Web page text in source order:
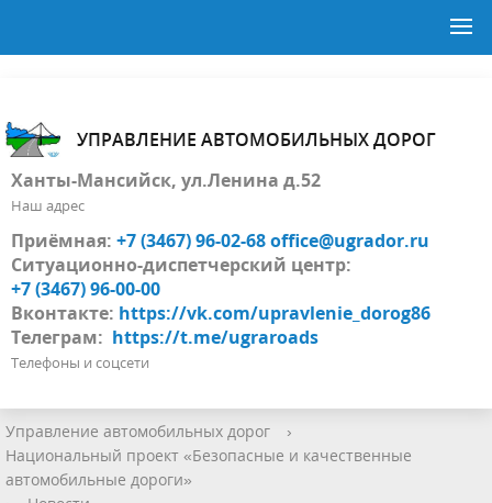
УПРАВЛЕНИЕ АВТОМОБИЛЬНЫХ ДОРОГ
Ханты-Мансийск, ул.Ленина д.52
Наш адрес
Приёмная: +7 (3467) 96-02-68office@ugrador.ru
Ситуационно-диспетчерский центр:
+7 (3467) 96-00-00
Вконтакте: https://vk.com/upravlenie_dorog86
Телеграм: https://t.me/ugraroads
Телефоны и соцсети
Управление автомобильных дорог
›
Национальный проект «Безопасные и качественные
автомобильные дороги»